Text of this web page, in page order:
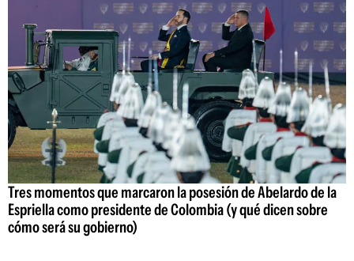
Tres momentos que marcaron la posesión de Abelardo de la
Espriella como presidente de Colombia (y qué dicen sobre
cómo será su gobierno)